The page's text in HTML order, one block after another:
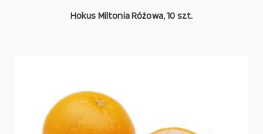
Hokus Miltonia Różowa, 10 szt.